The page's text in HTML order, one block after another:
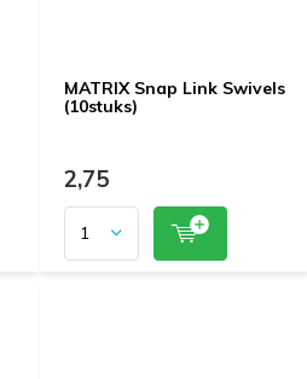
MATRIX Snap Link Swivels
(10stuks)
2,75